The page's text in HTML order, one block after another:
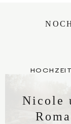
Nicole